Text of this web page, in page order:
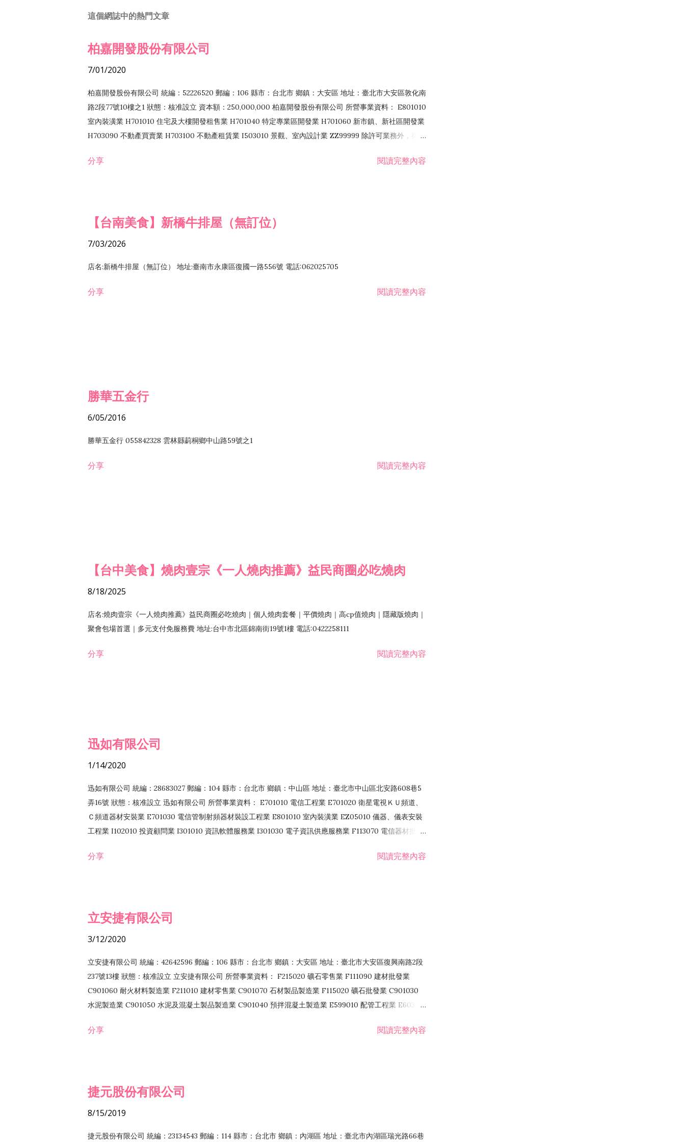
這個網誌中的熱門文章
柏嘉開發股份有限公司
7/01/2020
柏嘉開發股份有限公司 統編：52226520 郵編：106 縣市：台北市 鄉鎮：大安區 地址：臺北市大安區敦化南
路2段77號10樓之1 狀態：核准設立 資本額：250,000,000 柏嘉開發股份有限公司 所營事業資料： E801010
室內裝潢業 H701010 住宅及大樓開發租售業 H701040 特定專業區開發業 H701060 新市鎮、新社區開發業
H703090 不動產買賣業 H703100 不動產租賃業 I503010 景觀、室內設計業 ZZ99999 除許可業務外，得經
分享 閱讀完整內容
【台南美食】新橋牛排屋（無訂位）
7/03/2026
店名:新橋牛排屋（無訂位） 地址:臺南市永康區復國一路556號 電話:062025705
分享 閱讀完整內容
勝華五金行
6/05/2016
勝華五金行 055842328 雲林縣莿桐鄉中山路59號之1
分享 閱讀完整內容
【台中美食】燒肉壹宗《一人燒肉推薦》益民商圈必吃燒肉
8/18/2025
店名:燒肉壹宗《一人燒肉推薦》益民商圈必吃燒肉｜個人燒肉套餐｜平價燒肉｜高cp值燒肉｜隱藏版燒肉｜
聚會包場首選｜多元支付免服務費 地址:台中市北區錦南街19號1樓 電話:0422258111
分享 閱讀完整內容
迅如有限公司
1/14/2020
迅如有限公司 統編：28683027 郵編：104 縣市：台北市 鄉鎮：中山區 地址：臺北市中山區北安路608巷5
弄16號 狀態：核准設立 迅如有限公司 所營事業資料： E701010 電信工程業 E701020 衛星電視ＫＵ頻道、
Ｃ頻道器材安裝業 E701030 電信管制射頻器材裝設工程業 E801010 室內裝潢業 EZ05010 儀器、儀表安裝
工程業 I102010 投資顧問業 I301010 資訊軟體服務業 I301030 電子資訊供應服務業 F113070 電信器材批發
務 F102030 菸酒批發業 F203020 菸酒零售業 F401171 酒類輸入業
分享 閱讀完整內容
立安捷有限公司
3/12/2020
立安捷有限公司 統編：42642596 郵編：106 縣市：台北市 鄉鎮：大安區 地址：臺北市大安區復興南路2段
237號13樓 狀態：核准設立 立安捷有限公司 所營事業資料： F215020 礦石零售業 F111090 建材批發業
C901060 耐火材料製造業 F211010 建材零售業 C901070 石材製品製造業 F115020 礦石批發業 C901030
水泥製造業 C901050 水泥及混凝土製品製造業 C901040 預拌混凝土製造業 E599010 配管工程業 E603110
EZ99990 其他工程業 F102170 食品什貨批發業 F106020 日常用品批發業 F108031 醫療器材批發業
分享 閱讀完整內容
捷元股份有限公司
8/15/2019
捷元股份有限公司 統編：23134543 郵編：114 縣市：台北市 鄉鎮：內湖區 地址：臺北市內湖區瑞光路66巷